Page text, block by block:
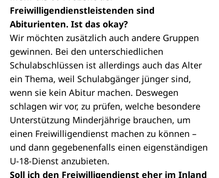
Freiwilligendienstleistenden sind
Abiturienten. Ist das okay?
Wir möchten zusätzlich auch andere Gruppen
gewinnen. Bei den unterschiedlichen
Schulabschlüssen ist allerdings auch das Alter
ein Thema, weil Schulabgänger jünger sind,
wenn sie kein Abitur machen. Deswegen
schlagen wir vor, zu prüfen, welche besondere
Unterstützung Minderjährige brauchen, um
einen Freiwilligendienst machen zu können –
und dann gegebenenfalls einen eigenständigen
U-18-Dienst anzubieten.
Soll ich den Freiwilligendienst eher im Inland